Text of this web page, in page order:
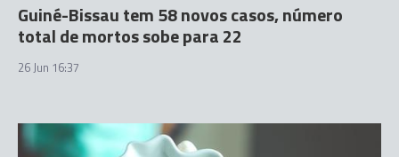
Guiné-Bissau tem 58 novos casos, número
total de mortos sobe para 22
26 Jun 16:37